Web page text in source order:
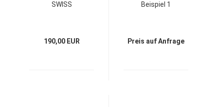
SWISS
190,00 EUR
Beispiel 1
Preis auf Anfrage